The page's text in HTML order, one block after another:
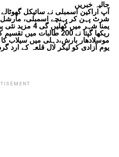
حالیہ خبریں
آپ اراکین اسمبلی نے سائیکل
شرٹ پہن کر پہنچے اسمبلی، مارشل نے 6 کو کیا
یمنا شہر میں کھلیں گی 4 مزید نئی یونیورسٹیاں
ریکھا گپتا نے 200 طالبات میں تقسیم کیں سائیکلیں
موسلادھار بارش،دہلی میں سیلاب
یوم آزادی کو لیکر لال قلعہ کے